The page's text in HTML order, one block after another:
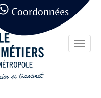
Coordonnées